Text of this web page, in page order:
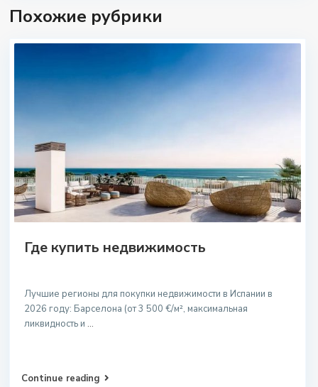
Похожие рубрики
Где купить недвижимость
Лучшие регионы для покупки недвижимости в Испании в
2026 году: Барселона (от 3 500 €/м², максимальная
ликвидность и ...
Continue reading